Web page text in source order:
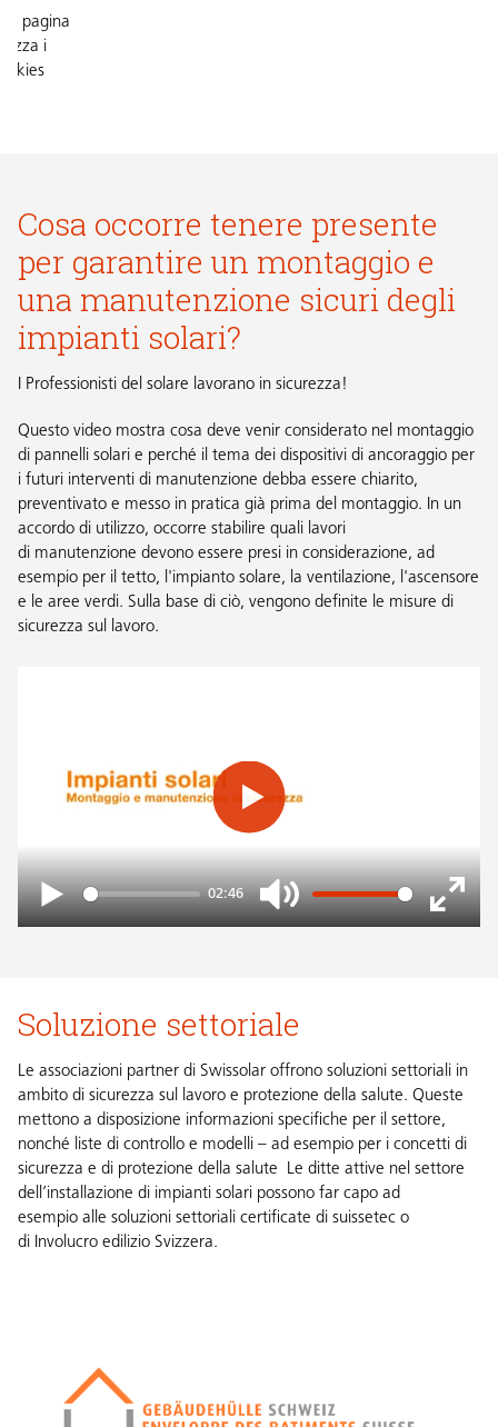
pagina
i
Cosa occorre tenere presente
per garantire un montaggio e
una manutenzione sicuri degli
impianti solari?
I Professionisti del solare lavorano in sicurezza!
Questo video mostra cosa deve venir considerato nel montaggio
di pannelli solari e perché il tema dei dispositivi di ancoraggio per
i futuri interventi di manutenzione debba essere chiarito,
preventivato e messo in pratica già prima del montaggio. In un
accordo di utilizzo, occorre stabilire quali lavori
di manutenzione devono essere presi in considerazione, ad
esempio per il tetto, l'impianto solare, la ventilazione, l'ascensore
e le aree verdi. Sulla base di ciò, vengono definite le misure di
sicurezza sul lavoro.
Play
02:46
Mute
Enter
Play
Soluzione settoriale
Le associazioni partner di Swissolar offrono soluzioni settoriali in
ambito di sicurezza sul lavoro e protezione della salute. Queste
mettono a disposizione informazioni specifiche per il settore,
nonché liste di controllo e modelli – ad esempio per i concetti di
sicurezza e di protezione della salute Le ditte attive nel settore
dell’installazione di impianti solari possono far capo ad
esempio alle soluzioni settoriali certificate di suissetec o
di Involucro edilizio Svizzera.